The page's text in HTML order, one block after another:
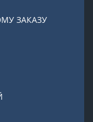
ЗАКАЗУ